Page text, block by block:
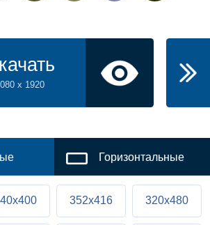
x 1920
Горизонтальные
352x416 320x480